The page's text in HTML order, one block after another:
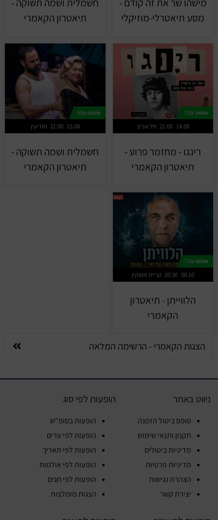
מישהו שר את זה קודם -
מסע תיאטרלי-מוזיקלי
חשמלית ושמה תשוקה -
תיאטרון הקאמרי
240₪
תל אביב 21:00 14.08
רינגו - מחזמר פרוע -
תיאטרון הקאמרי
129₪
95₪
מודיעין 21:00 15.08
חשמלית ושמה תשוקה -
תיאטרון הקאמרי
169₪
קריית מוצקין 20:30 08.10
הלווייתן - תיאטרון
הקאמרי
הצגות הקאמרי - הרשימה המלאה
ניווט באתר
טופס ביטול הזמנה
תקנון ותנאי שימוש
מדיניות ביטולים
מדיניות פרטיות
הצהרת נגישות
יצירת קשר
הופעות לפי סוג
הופעות בסופ"ש
הופעות לפי ערים
הופעות לפי תאריך
הופעות לפי אולמות
הופעות לפי חגים
הצגות מומלצות